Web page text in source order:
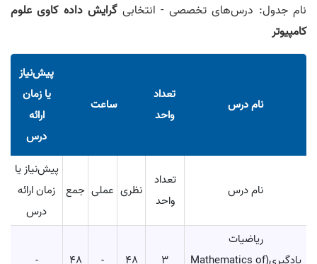
نام جدول: درس‌های تخصصی - انتخابیگرایش داده‌ کاوی علوم
کامپیوتر
نام درس
تعداد
واحد
ساعت
پیش‌نیاز
یا زمان
ارائه
درس
نام درس
تعداد
واحد
نظری عملی جمع
پیش‌نیاز یا
زمان ارائه
درس
ریاضیات
یادگیری(Mathematics of
3
48
-
48
-